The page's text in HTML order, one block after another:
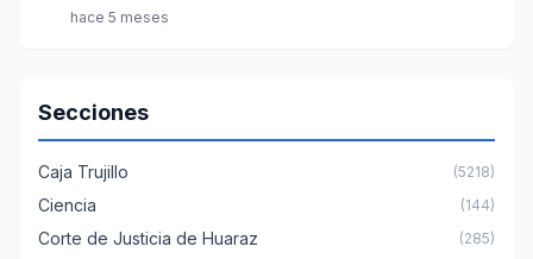
hace 5 meses
Secciones
Caja Trujillo (5218)
Ciencia (144)
Corte de Justicia de Huaraz (285)